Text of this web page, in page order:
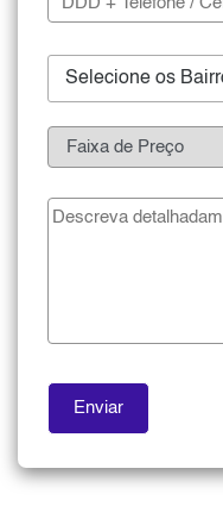
Selecione os